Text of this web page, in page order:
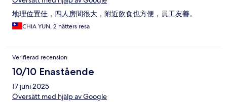
地理位置佳，四人房間很大，附近飲食也方便，員工友善。
CHIA YUN, 2 nätters resa
Verifierad recension
10/10 Enastående
17 juni 2025
Översätt med hjälp av Google